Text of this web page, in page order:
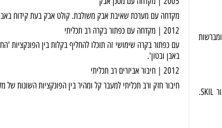
התקן לניקוי חגורות שיוף עם בלוק ניקוי משולב. היתרונות: חיסכון
שאינו הולך לאיבוד.
2005 | מקדחה עם מסנן אבק
מקדחה עם מערכת שאיבת אבק משולבת. קולט אבק בעת קידוח באבן.
2012 | מקדחה עם כפתור בקרה רב תכליתי
עם כפתור בקרה שימושי זה תוכלו להחליף בקלות בין הפונקציות
באבן ובטון'.
2012 | חיבור אביזרים רב תכליתי
חיבור חזק ורב תכליתי למעבר קל ומהיר בין הפונקציות השונות של